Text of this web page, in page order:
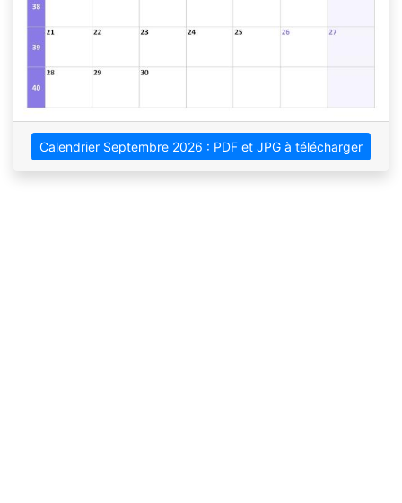
Calendrier Septembre 2026 : PDF et JPG à télécharger